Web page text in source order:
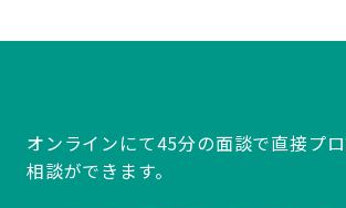
オンラインにて45分の面談で直接プ
相談ができます。